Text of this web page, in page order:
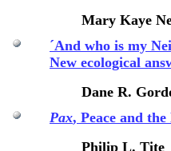
Mary Kaye
´And who is my
New ecological
Dane R.
Pax, Peace and
Philip L. Tite